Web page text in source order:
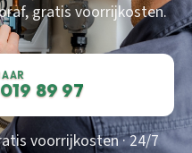
gratis voorrijkosten.
89 97
voorrijkosten · 24/7